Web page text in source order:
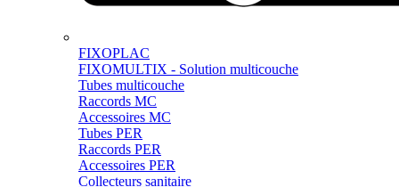
FIXOPLAC
FIXOMULTIX - Solution multicouche
Tubes multicouche
Raccords MC
Accessoires MC
Tubes PER
Raccords PER
Accessoires PER
Collecteurs sanitaire